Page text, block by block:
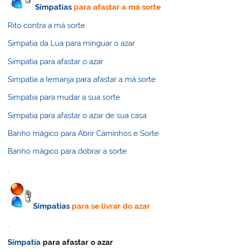
Simpatias para afastar a má sorte
Rito contra a má sorte
Simpatia da Lua para minguar o azar
Simpatia para afastar o azar
Simpatia a Iemanja para afastar a má sorte
Simpatia para mudar a sua sorte
Simpatia para afastar o azar de sua casa
Banho mágico para Abrir Caminhos e Sorte
Banho mágico para dobrar a sorte
.
Simpatias para se livrar do azar
.
Simpatia para afastar o azar